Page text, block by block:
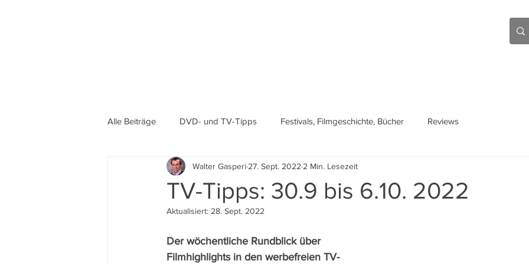
Alle Beiträge DVD- und TV-Tipps Festivals, Filmgeschichte, Bücher Reviews
TV-Tipps: 30.9 bis 6.10. 2022
Walter Gasperi 27. Sept. 2022 2 Min. Lesezeit
Aktualisiert: 28. Sept. 2022
Der wöchentliche Rundblick über
Filmhighlights in den werbefreien TV-